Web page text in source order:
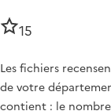
15
Les fichiers
de votre
contient : le